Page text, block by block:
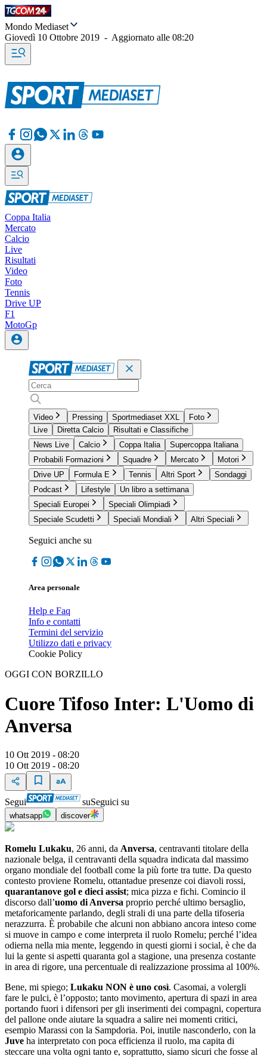
Mondo Mediaset
Giovedì 10 Ottobre 2019 - Aggiornato alle 08:20
Coppa Italia
Mercato
Calcio
Live
Risultati
Video
Foto
Tennis
Drive UP
F1
MotoGp
Video Pressing Sportmediaset XXL
Foto
Live
Diretta Calcio
Risultati e Classifiche
News Live
Calcio Coppa Italia
Supercoppa Italiana
Probabili Formazioni
Squadre Mercato
Motori
Drive UP
Formula E Tennis Altri Sport
Sondaggi
Podcast
Lifestyle
Un libro a settimana
Speciali Europei
Speciali Olimpiadi
Speciale Scudetti
Speciali Mondiali Altri Speciali
Seguici anche su
Area personale
Help e Faq
Info e contatti
Termini del servizio
Utilizzo dati e privacy
Cookie Policy
OGGI CON BORZILLO
Cuore Tifoso Inter: L'Uomo di
Anversa
10 Ott 2019 - 08:20
10 Ott 2019 - 08:20
Segui suSeguici su
whatsapp discover
Romelu Lukaku, 26 anni, da Anversa, centravanti titolare della
nazionale belga, il centravanti della squadra indicata dal massimo
organo mondiale del football come la più forte tra tutte. Da questo
contesto proviene Romelu, ottantadue presenze coi diavoli rossi,
quarantanove gol e dieci assist; mica pizza e fichi. Comincio il
discorso dall’uomo di Anversa proprio perché ultimo bersaglio,
metaforicamente parlando, degli strali di una parte della tifoseria
nerazzurra. È probabile che alcuni non abbiano ancora inteso come
si muove in campo e come interpreta il ruolo Romelu; perché l’idea
odierna nella mia mente, leggendo in questi giorni i social, è che da
lui la gente si aspetti quaranta gol a stagione, una presenza costante
in area di rigore, una percentuale di realizzazione prossima al 100%.
Bene, mi spiego; Lukaku NON è uno così. Casomai, a volergli
fare le pulci, è l’opposto; tanto movimento, apertura di spazi in area
portando fuori i difensori per gli inserimenti dei compagni, copertura
del pallone onde aiutare la squadra a salire nei momenti critici,
esempio Marassi con la Sampdoria. Poi, inutile nasconderlo, con la
Juve ha interpretato con poca efficienza il ruolo, ma capita di
steccare una volta ogni tanto e, soprattutto, siamo sicuri che fosse al